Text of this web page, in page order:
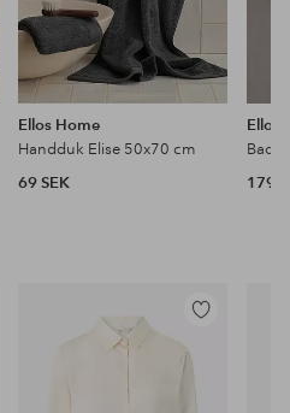
Ellos Home
Handduk Elise 50x70 cm
69 SEK
Ellos
179
Lägg
i